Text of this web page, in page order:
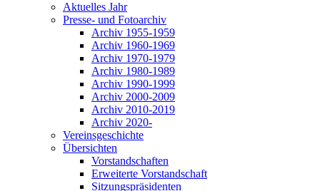
Aktuelles Jahr
Presse- und Fotoarchiv
Archiv 1955-1959
Archiv 1960-1969
Archiv 1970-1979
Archiv 1980-1989
Archiv 1990-1999
Archiv 2000-2009
Archiv 2010-2019
Archiv 2020-
Vereinsgeschichte
Übersichten
Vorstandschaften
Erweiterte Vorstandschaft
Sitzungspräsidenten